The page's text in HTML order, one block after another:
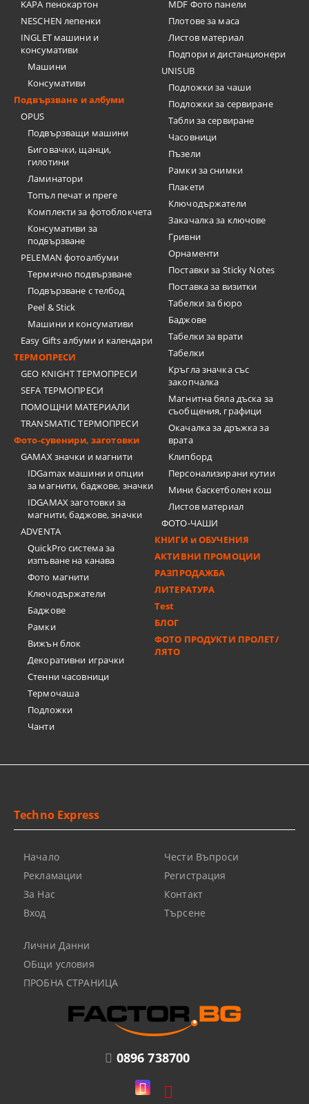
KAPA пенокартон
NESCHEN лепенки
INGLET машини и
консумативи
Машини
Консумативи
Подвързване и албуми
OPUS
Подвързващи машини
Биговачки, щанци,
гилотини
Ламинатори
Топъл печат и преге
Комплекти за фотоблокчета
Консумативи за
подвързване
PELEMAN фотоалбуми
Термично подвързване
Подвързване с телбод
Peel & Stick
Машини и консумативи
Easy Gifts албуми и календари
ТЕРМОПРЕСИ
GEO KNIGHT ТЕРМОПРЕСИ
SEFA ТЕРМОПРЕСИ
ПОМОЩНИ МАТЕРИАЛИ
TRANSMATIC ТЕРМОПРЕСИ
Фото-сувенири, заготовки
GAMAX значки и магнити
IDGamax машини и опции
за магнити, баджове, значки
IDGAMAX заготовки за
магнити, баджове, значки
ADVENTA
QuickPro система за
изпъване на канава
Фото магнити
Ключодържатели
Баджове
Рамки
Вижън блок
Декоративни играчки
Стенни часовници
Термочашa
Подложки
Чанти
MDF Фото панели
Плотове за маса
Листов материал
Подпори и дистанционери
UNISUB
Подложки за чаши
Подложки за сервиране
Табли за сервиране
Часовници
Пъзели
Рамки за снимки
Плакети
Ключодържатели
Закачалка за ключове
Гривни
Орнаменти
Поставки за Sticky Notes
Поставка за визитки
Tабелки за бюро
Баджове
Табелки за врати
Табелки
Кръгла значка със
закопчалка
Магнитна бяла дъска за
съобщения, графици
Окачалка за дръжка за
врата
Клипборд
Персонализирани кутии
Мини баскетболен кош
Листов материал
ФОТО-ЧАШИ
КНИГИ и ОБУЧЕНИЯ
АКТИВНИ ПРОМОЦИИ
РАЗПРОДАЖБА
ЛИТЕРАТУРА
Test
БЛОГ
ФОТО ПРОДУКТИ ПРОЛЕТ/
ЛЯТО
0896 738700
Techno Express
Начало
Рекламации
За Нас
Вход
Чести Въпроси
Регистрация
Контакт
Търсене
Лични Данни
ОБщи условия
ПРОБНА СТРАНИЦА